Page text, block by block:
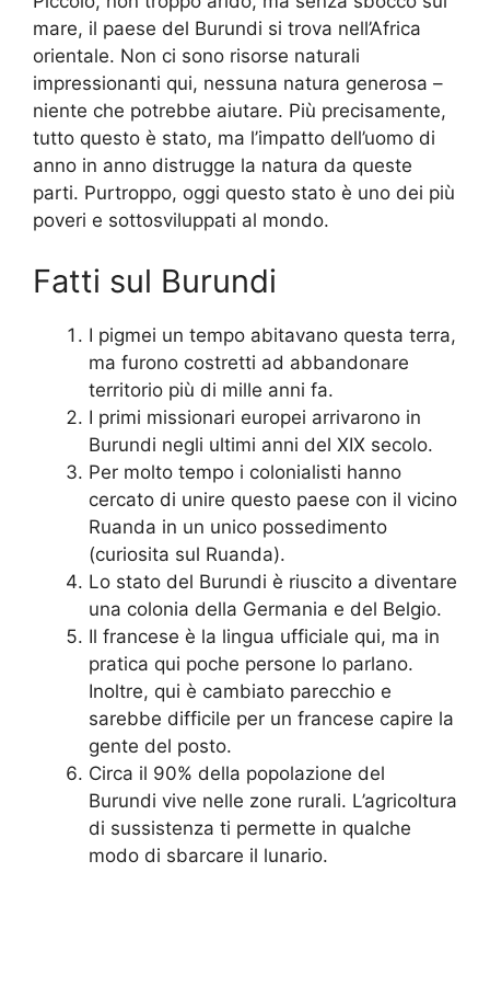
mare, il paese del Burundi si trova nell’Africa
orientale. Non ci sono risorse naturali
impressionanti qui, nessuna natura generosa –
niente che potrebbe aiutare. Più precisamente,
tutto questo è stato, ma l’impatto dell’uomo di
anno in anno distrugge la natura da queste
parti. Purtroppo, oggi questo stato è uno dei più
poveri e sottosviluppati al mondo.
Fatti sul Burundi
I pigmei un tempo abitavano questa terra,
ma furono costretti ad abbandonare
territorio più di mille anni fa.
I primi missionari europei arrivarono in
Burundi negli ultimi anni del XIX secolo.
Per molto tempo i colonialisti hanno
cercato di unire questo paese con il vicino
Ruanda in un unico possedimento
(curiosita sul Ruanda).
Lo stato del Burundi è riuscito a diventare
una colonia della Germania e del Belgio.
Il francese è la lingua ufficiale qui, ma in
pratica qui poche persone lo parlano.
Inoltre, qui è cambiato parecchio e
sarebbe difficile per un francese capire la
gente del posto.
Circa il 90% della popolazione del
Burundi vive nelle zone rurali. L’agricoltura
di sussistenza ti permette in qualche
modo di sbarcare il lunario.